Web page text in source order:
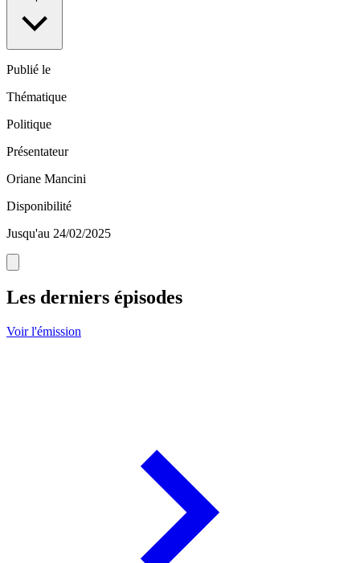
Publié le
Thématique
Politique
Présentateur
Oriane Mancini
Disponibilité
Jusqu'au 24/02/2025
Les derniers épisodes
Voir l'émission